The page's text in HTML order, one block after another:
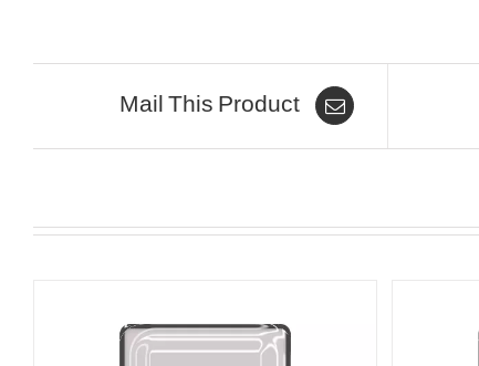
Mail This Product